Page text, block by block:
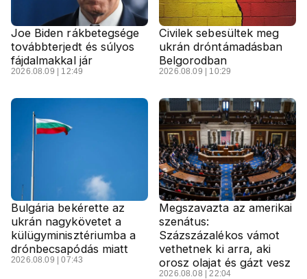
Joe Biden rákbetegsége
továbbterjedt és súlyos
fájdalmakkal jár
2026.08.09 | 12:49
Civilek sebesültek meg
ukrán dróntámadásban
Belgorodban
2026.08.09 | 10:29
Bulgária bekérette az
ukrán nagykövetet a
külügyminisztériumba a
drónbecsapódás miatt
2026.08.09 | 07:43
Megszavazta az amerikai
szenátus:
Százszázalékos vámot
vethetnek ki arra, aki
orosz olajat és gázt vesz
2026.08.08 | 22:04